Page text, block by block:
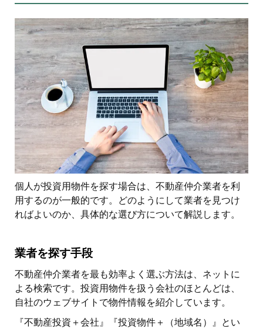
個人が投資用物件を探す場合は、不動産仲介業者を利
用するのが一般的です。どのようにして業者を見つけ
ればよいのか、具体的な選び方について解説します。
業者を探す手段
不動産仲介業者を最も効率よく選ぶ方法は、ネットに
よる検索です。投資用物件を扱う会社のほとんどは、
自社のウェブサイトで物件情報を紹介しています。
『不動産投資＋会社』『投資物件＋（地域名）』とい